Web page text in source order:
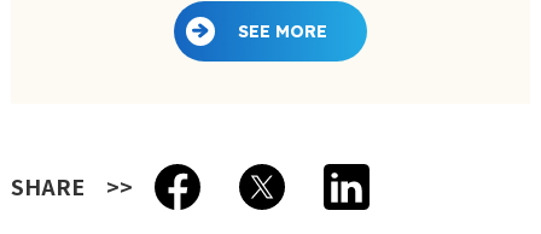
SEE MORE
SHARE